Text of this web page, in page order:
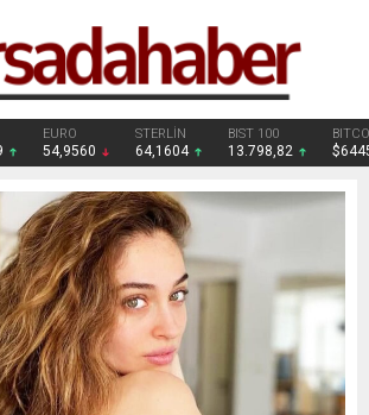
STERLİN
64,1604
BIST 100
13.798,82
BITCOIN
$64451